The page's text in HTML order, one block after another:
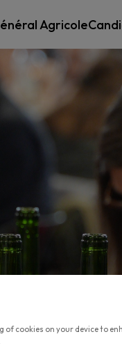
Agricole
of cookies on your device to